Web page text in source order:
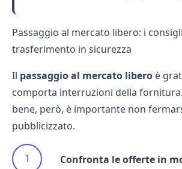
Passaggio al mercato libero: i
trasferimento in sicurezza
Il passaggio al mercato libero è
comporta interruzioni della
bene, però, è importante non
pubblicizzato.
Confronta le offerte in